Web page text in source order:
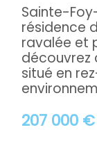
207 000 €
Sainte-
résidence
ravalée et
découvrez
situé en